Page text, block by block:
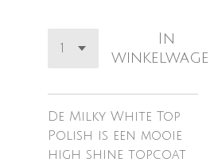
In
De Milky White Top
Polish is een mooie
high shine topcoat